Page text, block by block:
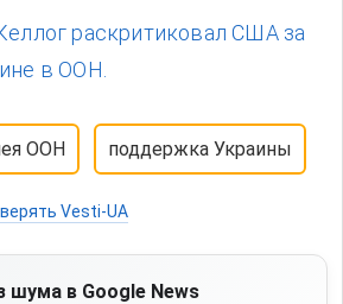
раскритиковал США за
в ООН.
ООН поддержка Украины
Vesti-UA
шума в Google News